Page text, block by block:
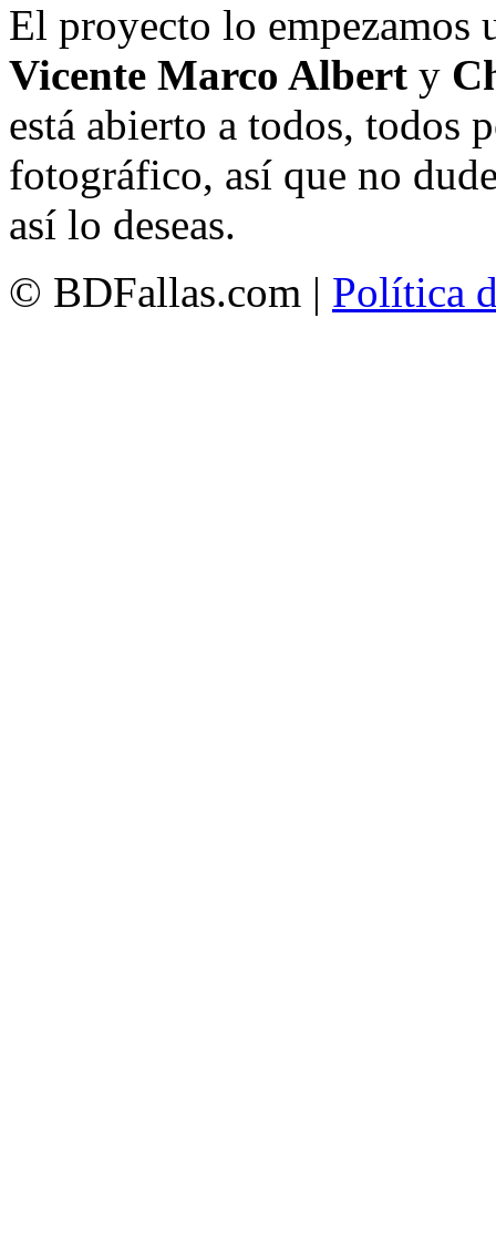
El proyecto lo empezamos
Vicente Marco Albert y
está abierto a todos, todos
fotográfico, así que no
así lo deseas.
© BDFallas.com | Política